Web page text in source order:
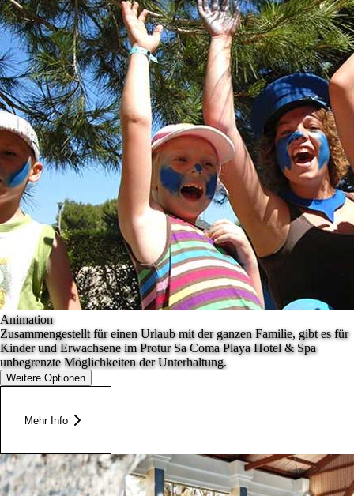
Animation
Zusammengestellt für einen Urlaub mit der ganzen Familie, gibt es für
Kinder und Erwachsene im Protur Sa Coma Playa Hotel & Spa
unbegrenzte Möglichkeiten der Unterhaltung.
Weitere Optionen
Mehr Info